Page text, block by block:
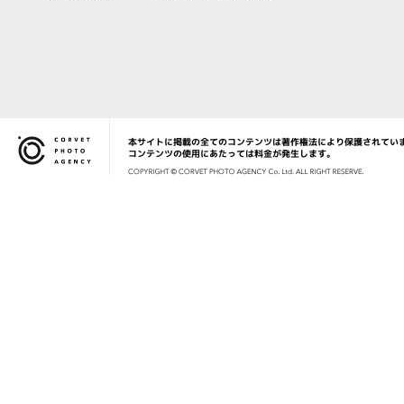
Corvet Photo Agency
本サイトに掲載の全てのコンテンツは著作権法により保護されてい
コンテンツの使用にあたっては料金が発生します。